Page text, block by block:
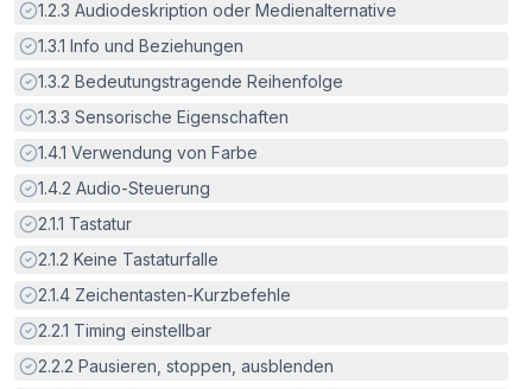
Erfüllt:
1.2.3 Audiodeskription oder Medienalternative
Erfüllt:
1.3.1 Info und Beziehungen
Erfüllt:
1.3.2 Bedeutungstragende Reihenfolge
Erfüllt:
1.3.3 Sensorische Eigenschaften
Erfüllt:
1.4.1 Verwendung von Farbe
Erfüllt:
1.4.2 Audio-Steuerung
Erfüllt:
2.1.1 Tastatur
Erfüllt:
2.1.2 Keine Tastaturfalle
Erfüllt:
2.1.4 Zeichentasten-Kurzbefehle
Erfüllt:
2.2.1 Timing einstellbar
Erfüllt:
2.2.2 Pausieren, stoppen, ausblenden